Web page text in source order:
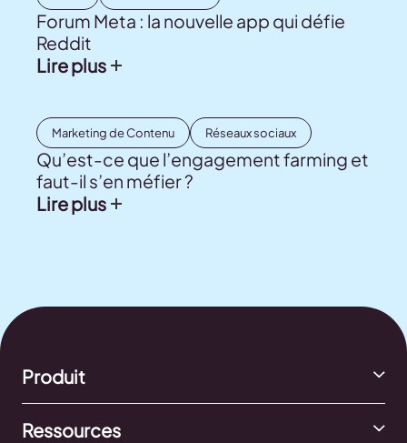
Forum Meta : la nouvelle app qui défie
Reddit
Lire plus
Marketing de Contenu Réseaux sociaux
Qu’est-ce que l’engagement farming et
faut-il s’en méfier ?
Lire plus
Produit
Ressources